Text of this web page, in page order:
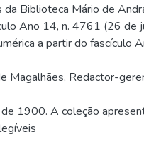
Biblioteca Mário de
Ano 14, n. 4761 (26 de
a partir do fascículo
Magalhães, Redactor-
1900. A coleção